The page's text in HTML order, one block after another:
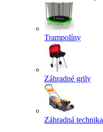
Trampolíny
Záhradné grily
Záhradná technika